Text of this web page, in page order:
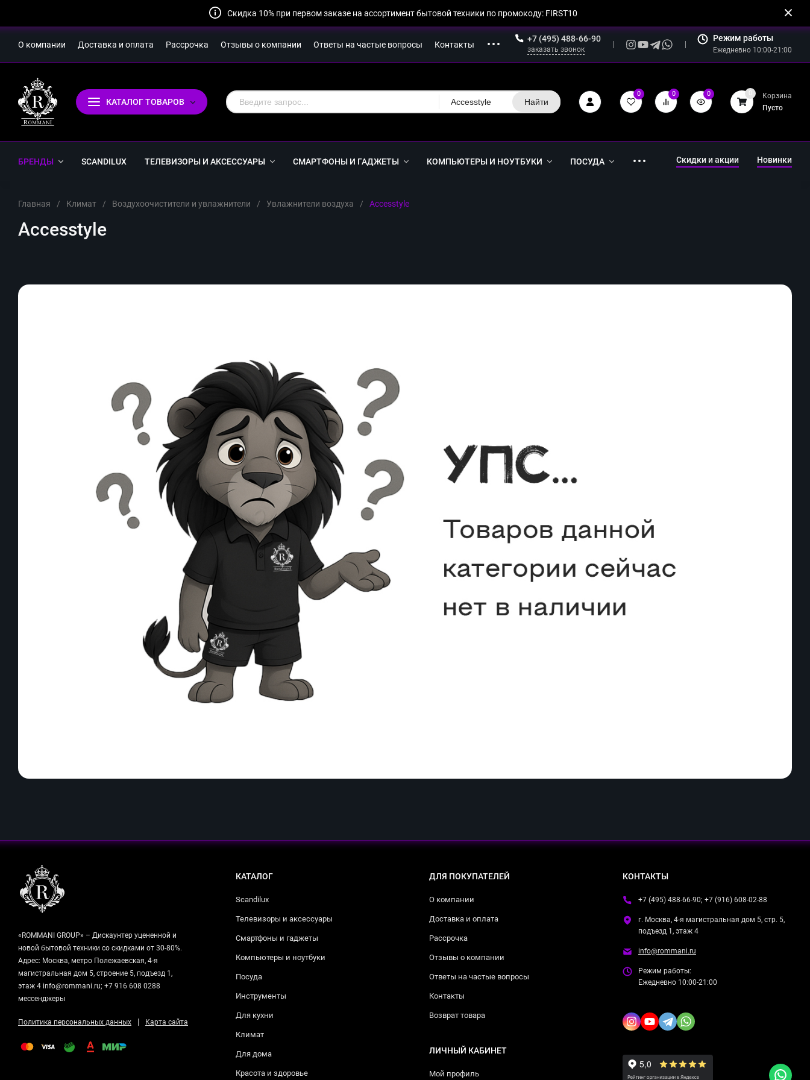
Скидка 10% при первом заказе на ассортимент бытовой техники по промокоду: FIRST10
О компании Доставка и оплата Рассрочка Отзывы о компании Ответы на частые вопросы Контакты
+7 (495) 488-66-90
заказать звонок
Режим работы
Ежедневно 10:00-21:00
КАТАЛОГ ТОВАРОВ Accesstyle Найти
0 0 0 0
Корзина
Пусто
БРЕНДЫ SCANDILUX ТЕЛЕВИЗОРЫ И АКСЕССУАРЫ СМАРТФОНЫ И ГАДЖЕТЫ КОМПЬЮТЕРЫ И НОУТБУКИ ПОСУДА Скидки и акции Новинки
Главная / Климат / Воздухоочистители и увлажнители / Увлажнители воздуха / Accesstyle
Accesstyle
«ROMMANI GROUP» – Дискаунтер уцененной и
новой бытовой техники со скидками от 30-80%.
Адрес: Москва, метро Полежаевская, 4-я
магистральная дом 5, строение 5, подъезд 1,
этаж 4 info@rommani.ru; +7 916 608 0288
мессенджеры
Политика персональных данных | Карта сайта
КАТАЛОГ
Scandilux
Телевизоры и аксессуары
Смартфоны и гаджеты
Компьютеры и ноутбуки
Посуда
Инструменты
Для кухни
Климат
Для дома
Красота и здоровье
ДЛЯ ПОКУПАТЕЛЕЙ
О компании
Доставка и оплата
Рассрочка
Отзывы о компании
Ответы на частые вопросы
Контакты
Возврат товара
ЛИЧНЫЙ КАБИНЕТ
Мой профиль
КОНТАКТЫ
+7 (495) 488-66-90; +7 (916) 608-02-88
г. Москва, 4-я магистральная дом 5, стр. 5,
подъезд 1, этаж 4
info@rommani.ru
Режим работы:
Ежедневно 10:00-21:00